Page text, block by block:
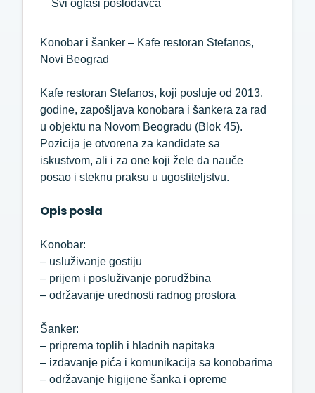
Svi oglasi poslodavca
Konobar i šanker – Kafe restoran Stefanos,
Novi Beograd
Kafe restoran Stefanos, koji posluje od 2013.
godine, zapošljava konobara i šankera za rad
u objektu na Novom Beogradu (Blok 45).
Pozicija je otvorena za kandidate sa
iskustvom, ali i za one koji žele da nauče
posao i steknu praksu u ugostiteljstvu.
Opis posla
Konobar:
– usluživanje gostiju
– prijem i posluživanje porudžbina
– održavanje urednosti radnog prostora
Šanker:
– priprema toplih i hladnih napitaka
– izdavanje pića i komunikacija sa konobarima
– održavanje higijene šanka i opreme